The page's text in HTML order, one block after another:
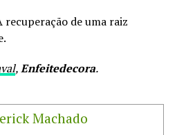
recuperação de uma raiz
,Enfeitedecora.
Machado